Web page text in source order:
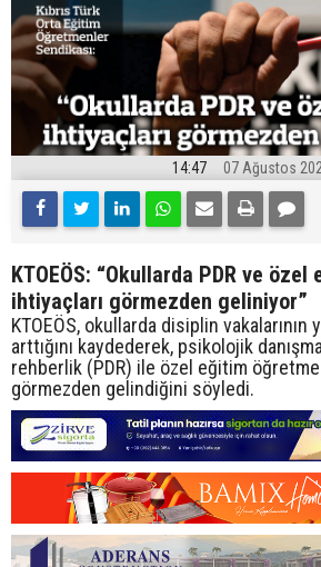
14:47 07 Ağustos
KTOEÖS: “Okullarda PDR ve özel
ihtiyaçları görmezden geliniyor”
KTOEÖS, okullarda disiplin vakalarının
arttığını kaydederek, psikolojik
rehberlik (PDR) ile özel eğitim
görmezden gelindiğini söyledi.